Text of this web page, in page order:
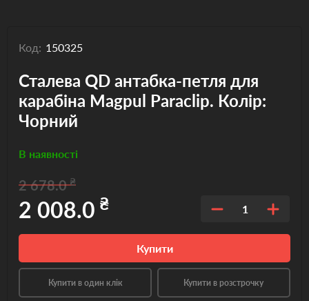
Код: 150325
Сталева QD антабка-петля для
карабіна Magpul Paraclip. Колір:
Чорний
В наявності
2 678.0 ₴
2 008.0 ₴ 1
Купити
Купити в один клік Купити в розстрочку